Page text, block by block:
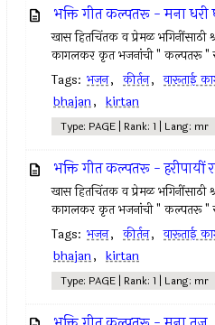
भक्ति गीत कल्पतरू - मना धरी
खास हितचिंतक व प्रेमळ भगिनींसाठी
कागलकर कृत भजनांची " कल्पतरू "
Tags: भजन, कीर्तन, वारूताई
bhajan, kirtan
Type: PAGE | Rank: 1 | Lang: mr
भक्ति गीत कल्पतरू - हरीपायीं
खास हितचिंतक व प्रेमळ भगिनींसाठी
कागलकर कृत भजनांची " कल्पतरू "
Tags: भजन, कीर्तन, वारूताई
bhajan, kirtan
Type: PAGE | Rank: 1 | Lang: mr